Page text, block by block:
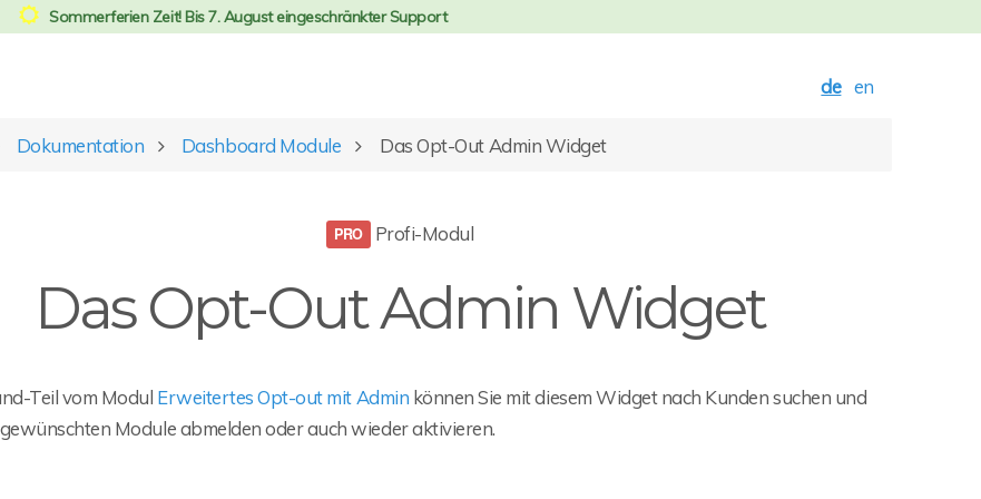
de en
Dokumentation Dashboard Module Das Opt-Out Admin Widget
Profi-Modul
Das Opt-Out Admin Widget
Teil vom Modul Erweitertes Opt-out mit Admin können Sie mit diesem Widget nach Kunden suchen und
Module abmelden oder auch wieder aktivieren.
Sommerferien Zeit! Bis 7. August eingeschränkter Support